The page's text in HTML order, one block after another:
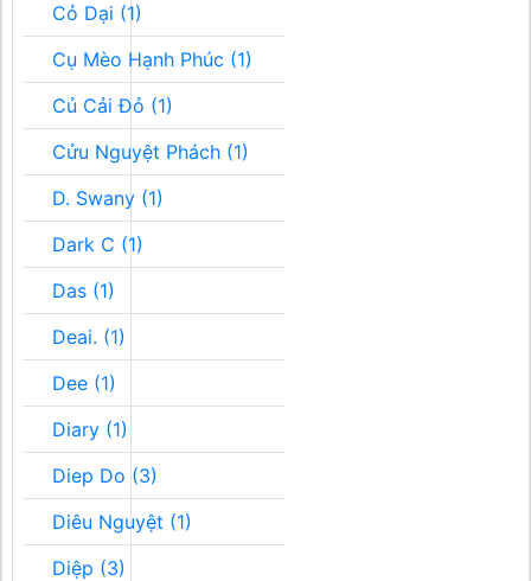
Cỏ Dại (1)
Cụ Mèo Hạnh Phúc (1)
Củ Cải Đỏ (1)
Cửu Nguyệt Phách (1)
D. Swany (1)
Dark C (1)
Das (1)
Deai. (1)
Dee (1)
Diary (1)
Diep Do (3)
Diêu Nguyệt (1)
Diệp (3)